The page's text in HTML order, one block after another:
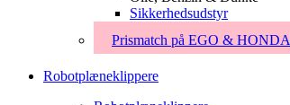
Sikkerhedsudstyr
Prismatch på EGO & HONDA
Robotplæneklippere